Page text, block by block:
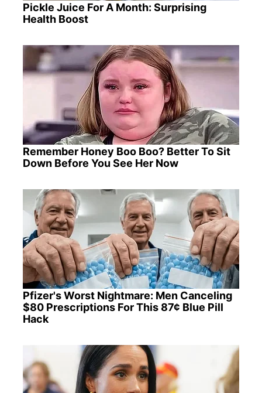
Pickle Juice For A Month: Surprising
Health Boost
Remember Honey Boo Boo? Better To Sit
Down Before You See Her Now
Pfizer's Worst Nightmare: Men Canceling
$80 Prescriptions For This 87¢ Blue Pill
Hack